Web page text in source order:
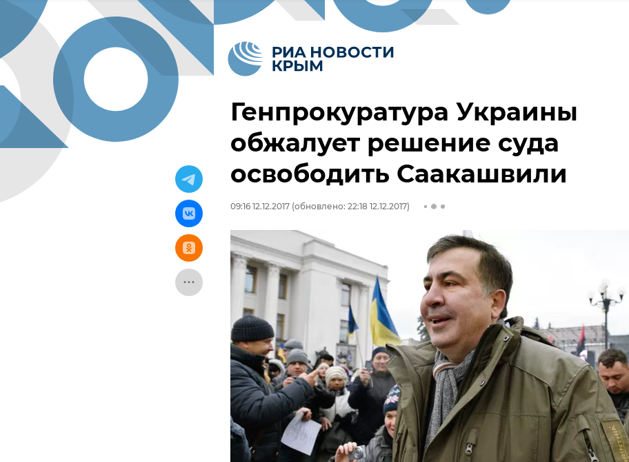
Генпрокуратура Украины
обжалует решение суда
освободить Саакашвили
09:16 12.12.2017 (обновлено: 22:18 12.12.2017)